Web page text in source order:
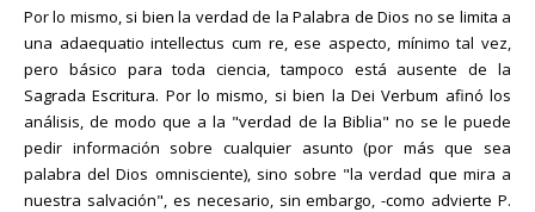
Por lo mismo, si bien la verdad de la Palabra de Dios no se limita a
una adaequatio intellectus cum re, ese aspecto, mínimo tal vez,
pero básico para toda ciencia, tampoco está ausente de la
Sagrada Escritura. Por lo mismo, si bien la Dei Verbum afinó los
análisis, de modo que a la "verdad de la Biblia" no se le puede
pedir información sobre cualquier asunto (por más que sea
palabra del Dios omnisciente), sino sobre "la verdad que mira a
nuestra salvación", es necesario, sin embargo, -como advierte P.